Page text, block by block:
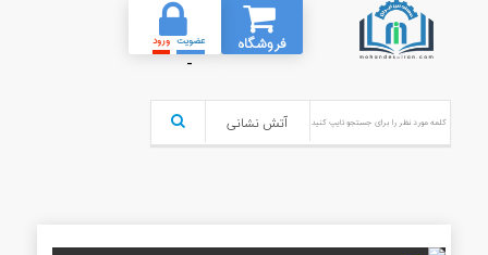
فروشگاه عضویت
-
ورود